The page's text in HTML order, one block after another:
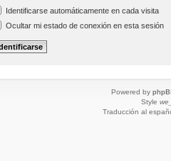
Identificarse automáticamente en cada visita
Ocultar mi estado de conexión en esta sesión
Powered by
Style
Traducción al